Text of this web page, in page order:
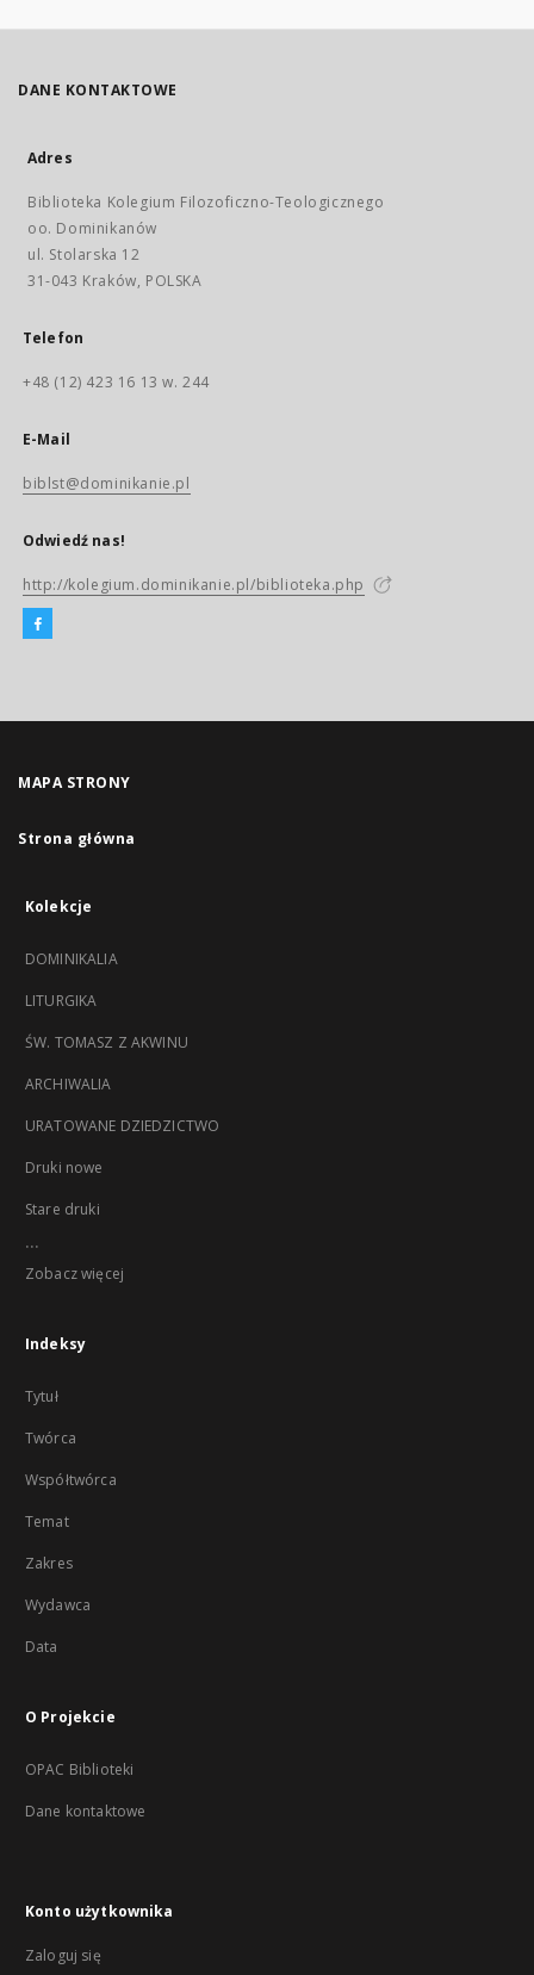
DANE KONTAKTOWE
Adres
Biblioteka Kolegium Filozoficzno-Teologicznego
oo. Dominikanów
ul. Stolarska 12
31-043 Kraków, POLSKA
Telefon
+48 (12) 423 16 13 w. 244
E-Mail
biblst@dominikanie.pl
Odwiedź nas!
http://kolegium.dominikanie.pl/biblioteka.php
MAPA STRONY
Strona główna
Kolekcje
DOMINIKALIA
LITURGIKA
ŚW. TOMASZ Z AKWINU
ARCHIWALIA
URATOWANE DZIEDZICTWO
Druki nowe
Stare druki
...
Zobacz więcej
Indeksy
Tytuł
Twórca
Współtwórca
Temat
Zakres
Wydawca
Data
O Projekcie
OPAC Biblioteki
Dane kontaktowe
Konto użytkownika
Zaloguj się